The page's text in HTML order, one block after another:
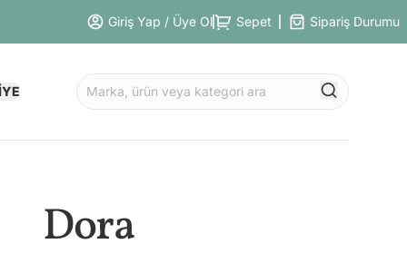
Giriş Yap / Üye Ol Sepet Sipariş Durumu
Dora